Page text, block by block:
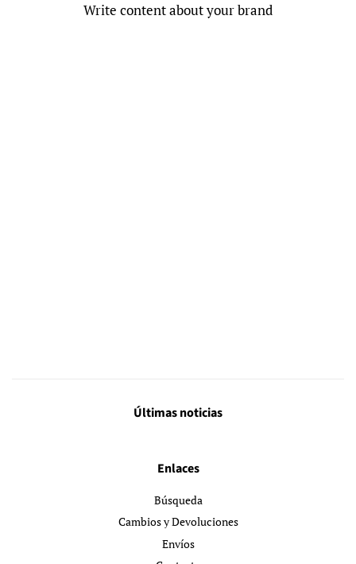
Write content about your brand
Últimas noticias
Enlaces
Búsqueda
Cambios y Devoluciones
Envíos